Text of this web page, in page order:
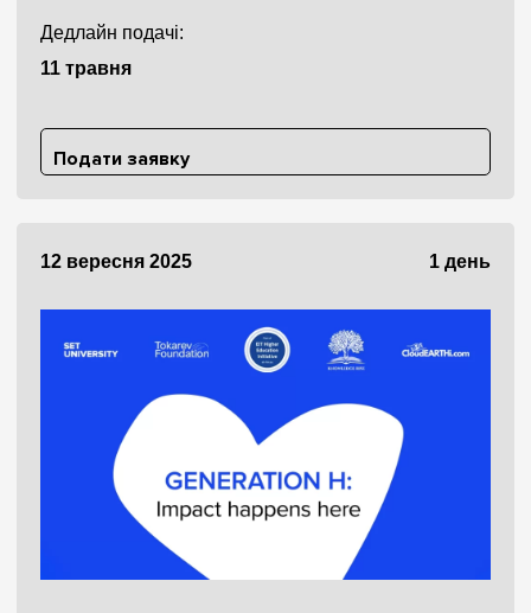
Дедлайн подачі:
11 травня
Подати заявку
12 вересня 2025 1 день